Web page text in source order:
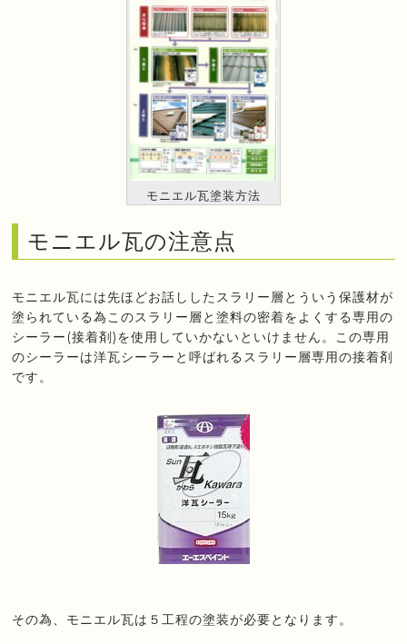
モニエル瓦塗装方法
モニエル瓦の注意点
モニエル瓦には先ほどお話ししたスラリー層とういう保護材が
塗られている為このスラリー層と塗料の密着をよくする専用の
シーラー(接着剤)を使用していかないといけません。この専用
のシーラーは洋瓦シーラーと呼ばれるスラリー層専用の接着剤
です。
その為、モニエル瓦は５工程の塗装が必要となります。